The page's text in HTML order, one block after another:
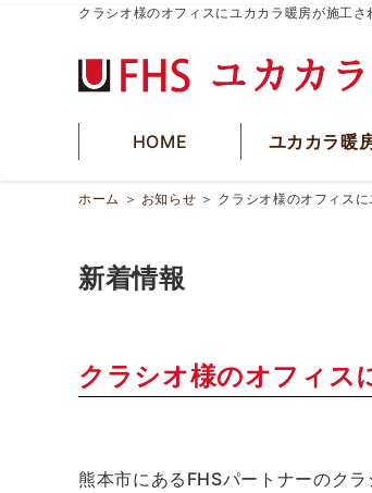
クラシオ様のオフィスにユカカラ暖房が施工さ
HOME ユカカラ暖
ホーム ＞ お知らせ ＞ クラシオ様のオフィス
新着情報
クラシオ様のオフィス
熊本市にあるFHSパートナーのク